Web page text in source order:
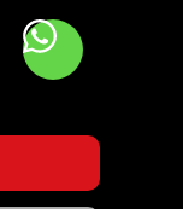
WHATSAPP